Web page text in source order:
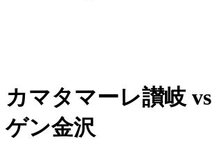
カマタマーレ讃岐 vs
ゲン金沢